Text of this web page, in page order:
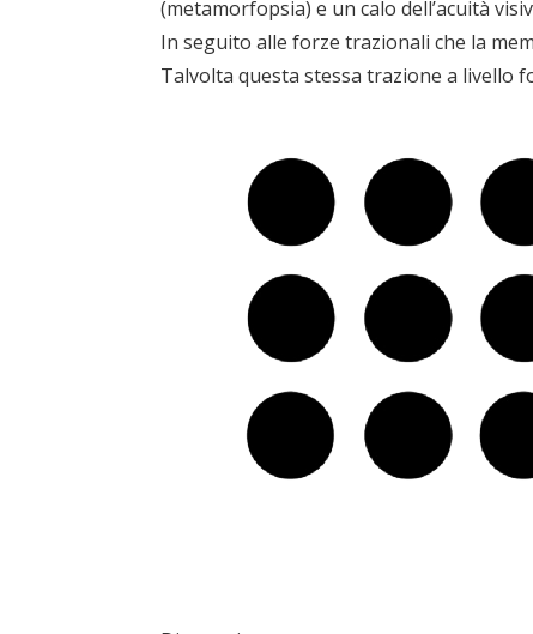
(metamorfopsia) e un calo dell’acuità
In seguito alle forze trazionali che la
Talvolta questa stessa trazione a livello